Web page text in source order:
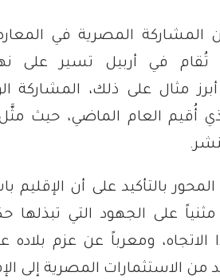
المشاركة المصرية في
تُقام في أربيل تسير على
مثال على ذلك، المشاركة
أُقيم العام الماضي، حيث
بالتأكيد على أن الإقليم
مثنياً على الجهود التي تبذلها
ومعرباً عن عزم بلاده
الاستثمارات المصرية إلى